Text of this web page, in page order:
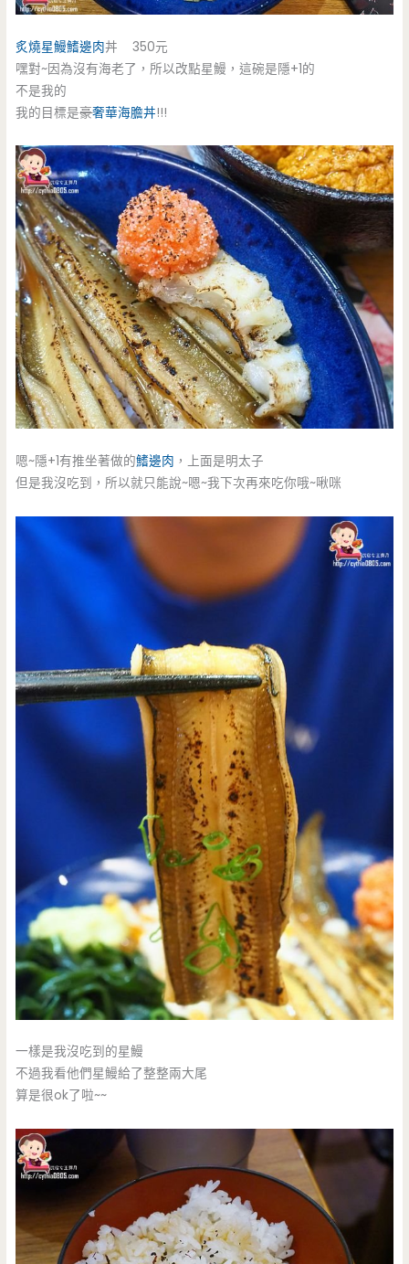
炙燒星鰻鰭邊肉丼 350元
嘿對~因為沒有海老了，所以改點星鰻，這碗是隱+1的
不是我的
我的目標是豪奢華海膽丼!!!
嗯~隱+1有推坐著做的鰭邊肉 ，上面是明太子
但是我沒吃到，所以就只能說~嗯~我下次再來吃你哦~啾咪
一樣是我沒吃到的星鰻
不過我看他們星鰻給了整整兩大尾
算是很ok了啦~~